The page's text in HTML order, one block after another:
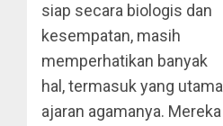
siap secara biologis dan
kesempatan, masih
memperhatikan banyak
hal, termasuk yang utama
ajaran agamanya. Mereka